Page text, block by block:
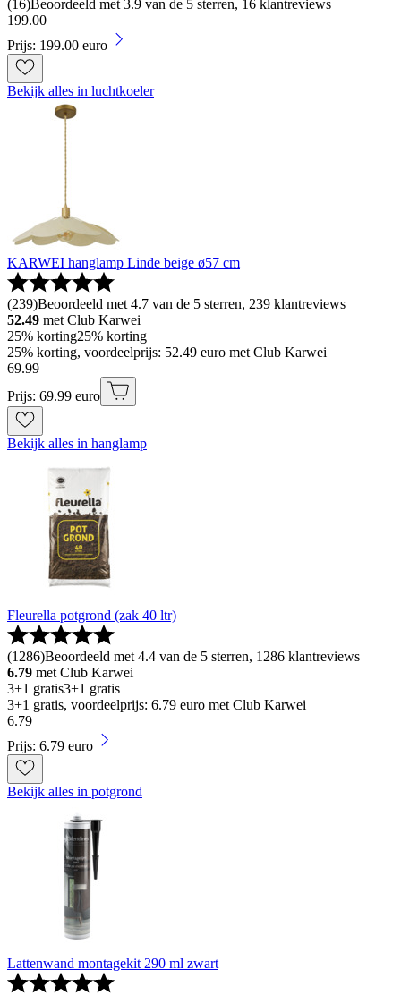
(16)Beoordeeld met 3.9 van de 5 sterren, 16 klantreviews
199.00
Prijs: 199.00 euro
Bekijk alles in luchtkoeler
KARWEI hanglamp Linde beige ø57 cm
(239)Beoordeeld met 4.7 van de 5 sterren, 239 klantreviews
52.49 met Club Karwei
25% korting25% korting
25% korting, voordeelprijs: 52.49 euro met Club Karwei
69.99
Prijs: 69.99 euro
Bekijk alles in hanglamp
Fleurella potgrond (zak 40 ltr)
(1286)Beoordeeld met 4.4 van de 5 sterren, 1286 klantreviews
6.79 met Club Karwei
3+1 gratis3+1 gratis
3+1 gratis, voordeelprijs: 6.79 euro met Club Karwei
6.79
Prijs: 6.79 euro
Bekijk alles in potgrond
Lattenwand montagekit 290 ml zwart